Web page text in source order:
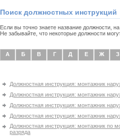
Поиск должностных инструкций
Если вы точно знаете название должности,
Не забывайте, что некоторые должности
А Б В Г Д Е Ж З
Должностная инструкция: монтажник
Должностная инструкция: монтажник
Должностная инструкция: монтажник
Должностная инструкция: монтажник
Должностная инструкция: монтажник по
разряда